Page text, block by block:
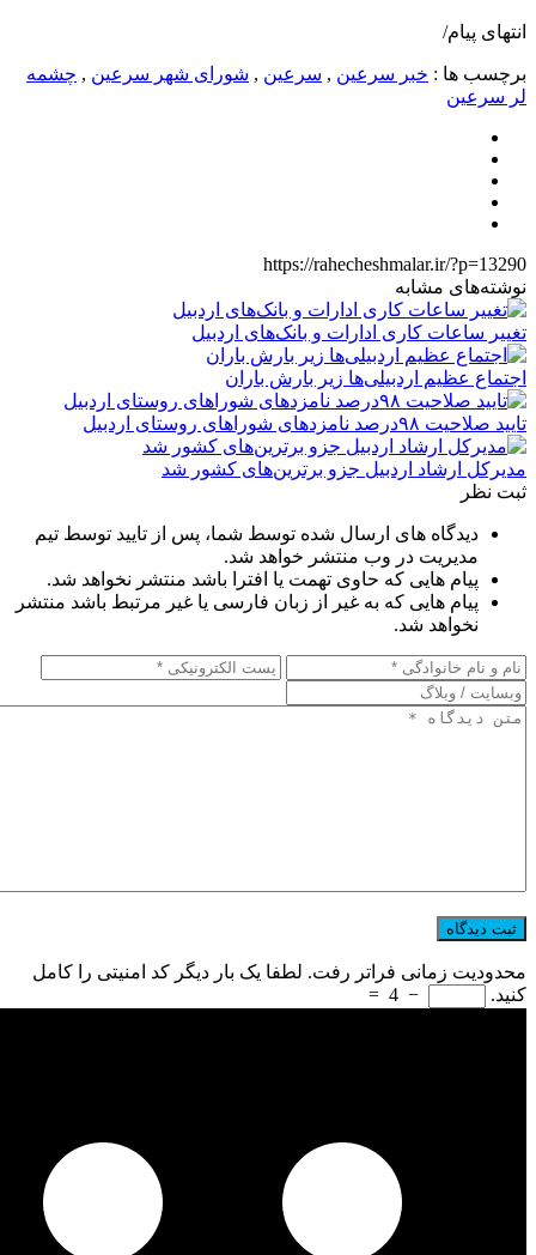
انتهای پیام/
برچسب ها : خبر سرعین , سرعین , شورای شهر سرعین , چشمه
لر سرعین
https://rahecheshmalar.ir/?p=13290
نوشته‌های مشابه
تغییر ساعات کاری ادارات و بانک‌های اردبیل
اجتماع عظیم اردبیلی‌ها زیر بارش باران
تایید صلاحیت ۹۸درصد نامزدهای شوراهای روستای اردبیل
مدیرکل ارشاد اردبیل جزو برترین‌های کشور شد
ثبت نظر
دیدگاه های ارسال شده توسط شما، پس از تایید توسط تیم
مدیریت در وب منتشر خواهد شد.
پیام هایی که حاوی تهمت یا افترا باشد منتشر نخواهد شد.
پیام هایی که به غیر از زبان فارسی یا غیر مرتبط باشد منتشر
نخواهد شد.
محدودیت زمانی فراتر رفت. لطفا یک بار دیگر کد امنیتی را کامل
کنید.
−
4
=